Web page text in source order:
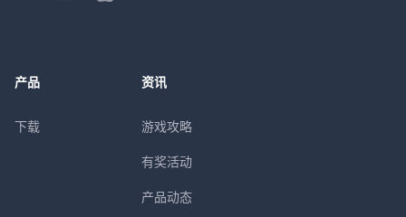
产品
下载
资讯
游戏攻略
有奖活动
产品动态